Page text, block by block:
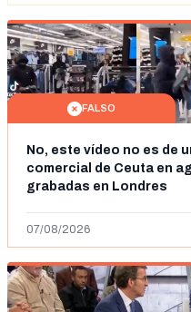
FALSO
No, este vídeo no es de
comercial de Ceuta en
grabadas en Londres
07/08/2026